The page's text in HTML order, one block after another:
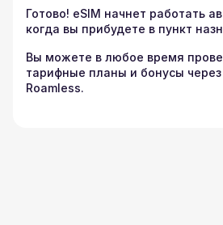
Готово! eSIM начнет работать
когда вы прибудете в пункт
Вы можете в любое время
тарифные планы и бонусы
Roamless.